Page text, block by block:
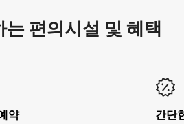
편의시설 및 혜택
약
간단